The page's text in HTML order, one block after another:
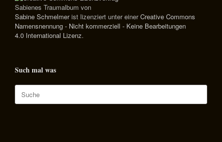
Sabienes Traumalbum von
Sabine Schmelmerist lizenziert unter einerCreative Commons
Namensnennung - Nicht kommerziell - Keine Bearbeitungen
4.0 International Lizenz.
Such mal was
Suche
nach: